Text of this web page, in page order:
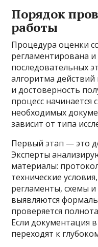
Порядок
работы
Процедура оценки
регламентирована
последовательных
алгоритма действий
и достоверность
процесс начинается
необходимых
зависит от типа
Первый этап — это
Эксперты
материалы:
технические
регламенты, схемы
выявляются
проверяется
Если документация
переходят к